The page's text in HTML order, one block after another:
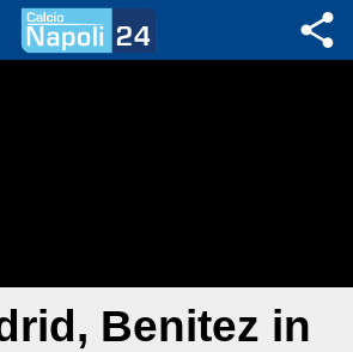
Benitez in